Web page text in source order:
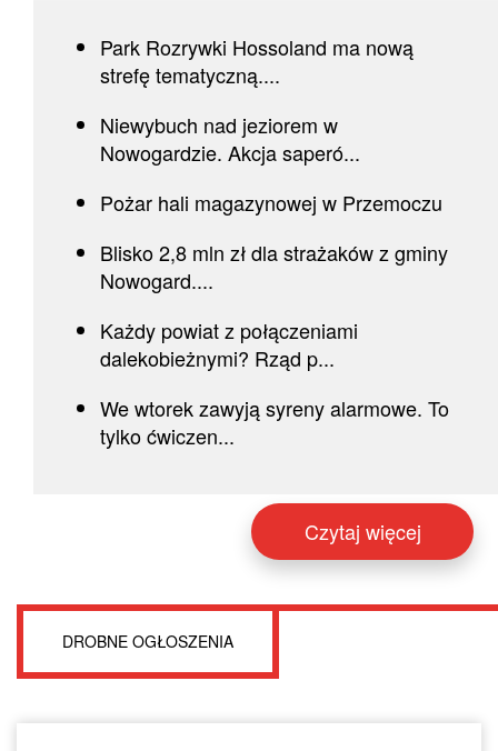
Park Rozrywki Hossoland ma nową
strefę tematyczną....
Niewybuch nad jeziorem w
Nowogardzie. Akcja saperó...
Pożar hali magazynowej w Przemoczu
Blisko 2,8 mln zł dla strażaków z gminy
Nowogard....
Każdy powiat z połączeniami
dalekobieżnymi? Rząd p...
We wtorek zawyją syreny alarmowe. To
tylko ćwiczen...
Czytaj więcej
DROBNE OGŁOSZENIA